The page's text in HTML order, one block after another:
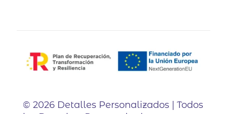
© 2026 Detalles Personalizados | Todos